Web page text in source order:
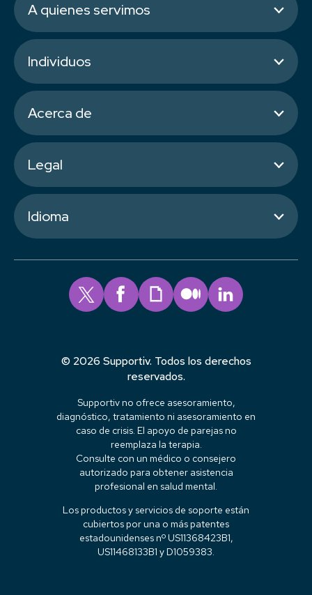
A quienes servimos
Individuos
Acerca de
Legal
Idioma
© 2026 Supportiv. Todos los derechos
reservados.
Supportiv no ofrece asesoramiento,
diagnóstico, tratamiento ni asesoramiento en
caso de crisis. El apoyo de parejas no
reemplaza la terapia.
Consulte con un médico o consejero
autorizado para obtener asistencia
profesional en salud mental.
Los productos y servicios de soporte están
cubiertos por una o más patentes
estadounidenses nº US11368423B1,
US11468133B1 y D1059383.